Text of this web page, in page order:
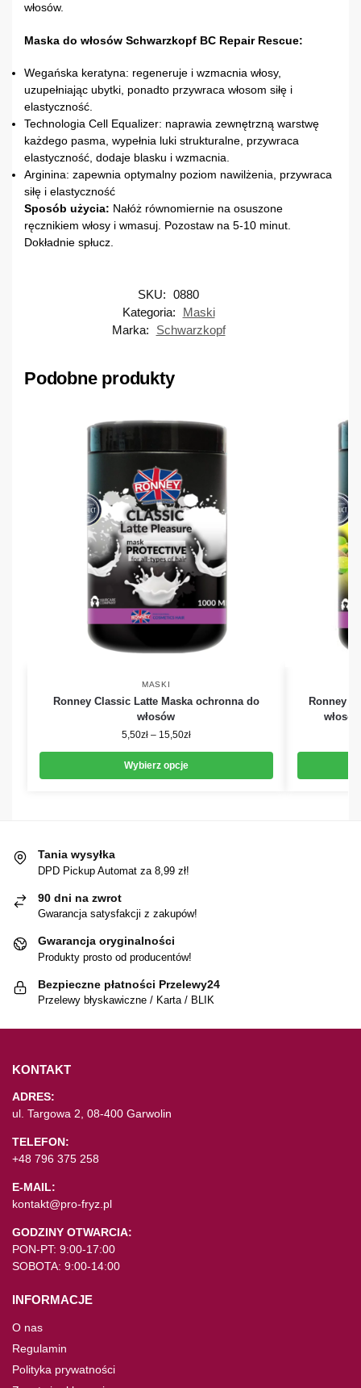
włosów.
Maska do włosów Schwarzkopf BC Repair Rescue:
Wegańska keratyna: regeneruje i wzmacnia włosy,
uzupełniając ubytki, ponadto przywraca włosom siłę i
elastyczność.
Technologia Cell Equalizer: naprawia zewnętrzną warstwę
każdego pasma, wypełnia luki strukturalne, przywraca
elastyczność, dodaje blasku i wzmacnia.
Arginina: zapewnia optymalny poziom nawilżenia, przywraca
siłę i elastyczność
Sposób użycia: Nałóż równomiernie na osuszone
ręcznikiem włosy i wmasuj. Pozostaw na 5-10 minut.
Dokładnie spłucz.
SKU: 0880
Kategoria:
Maski
Marka:
Schwarzkopf
Podobne produkty
MASKI
Ronney Classic Latte Maska ochronna do
włosów
5,50zł – 15,50zł
Wybierz opcje
Ronney
Tania wysyłka
DPD Pickup Automat za 8,99 zł!
90 dni na zwrot
Gwarancja satysfakcji z zakupów!
Gwarancja oryginalności
Produkty prosto od producentów!
Bezpieczne płatności Przelewy24
Przelewy błyskawiczne / Karta / BLIK
KONTAKT
ADRES:
ul. Targowa 2, 08-400 Garwolin
TELEFON:
+48 796 375 258
E-MAIL:
kontakt@pro-fryz.pl
GODZINY OTWARCIA:
PON-PT: 9:00-17:00
SOBOTA: 9:00-14:00
INFORMACJE
O nas
Regulamin
Polityka prywatności